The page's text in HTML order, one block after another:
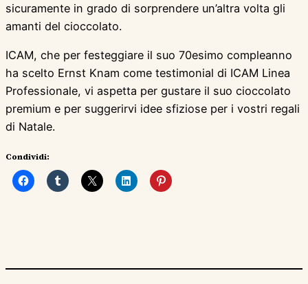
sicuramente in grado di sorprendere un’altra volta gli
amanti del cioccolato.
ICAM, che per festeggiare il suo 70esimo compleanno
ha scelto Ernst Knam come testimonial di ICAM Linea
Professionale, vi aspetta per gustare il suo cioccolato
premium e per suggerirvi idee sfiziose per i vostri regali
di Natale.
Condividi: